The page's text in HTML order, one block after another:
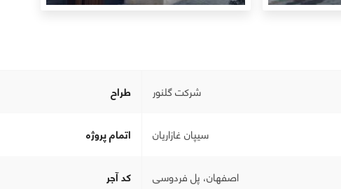
شرکت گلنور طراح
سیپان غازاریان اتمام پروژه
اصفهان، پل فردوسی كد آجر